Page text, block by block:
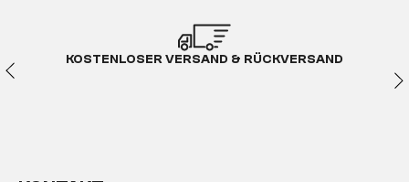
KOSTENLOSER VERSAND & RÜCKVERSAND